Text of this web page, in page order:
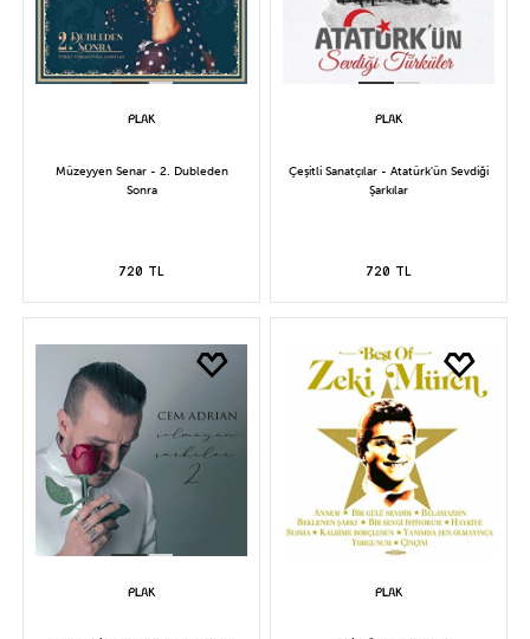
Müzeyyen Senar - 2. Dubleden
Sonra
720 TL
Çeşitli Sanatçılar - Atatürk'ün Sevdiği
Şarkılar
720 TL